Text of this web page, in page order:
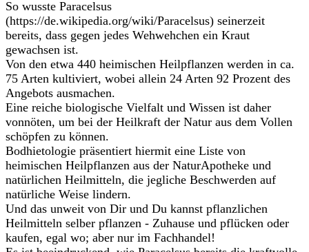
So wusste Paracelsus
(https://de.wikipedia.org/wiki/Paracelsus) seinerzeit
bereits, dass gegen jedes Wehwehchen ein Kraut
gewachsen ist.
Von den etwa 440 heimischen Heilpflanzen werden in ca.
75 Arten kultiviert, wobei allein 24 Arten 92 Prozent des
Angebots ausmachen.
Eine reiche biologische Vielfalt und Wissen ist daher
vonnöten, um bei der Heilkraft der Natur aus dem Vollen
schöpfen zu können.
Bodhietologie präsentiert hiermit eine Liste von
heimischen Heilpflanzen aus der NaturApotheke und
natürlichen Heilmitteln, die jegliche Beschwerden auf
natürliche Weise lindern.
Und das unweit von Dir und Du kannst pflanzlichen
Heilmitteln selber pflanzen - Zuhause und pflücken oder
kaufen, egal wo; aber nur im Fachhandel!